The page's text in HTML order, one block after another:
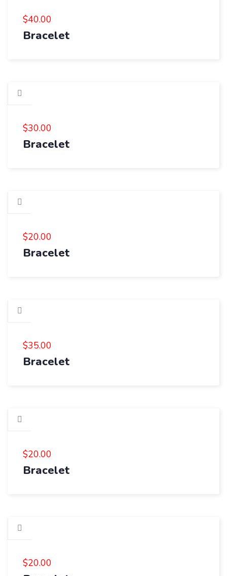
$40.00
Bracelet
$30.00
Bracelet
$20.00
Bracelet
$35.00
Bracelet
$20.00
Bracelet
$20.00